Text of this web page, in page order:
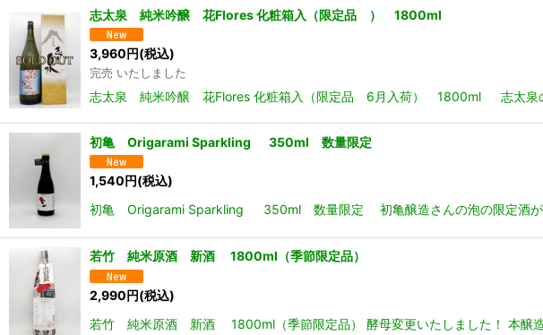
志太泉 純米吟醸 花Flores 化粧箱入（限定品 ） 1800ml
3,960円(税込)
完売 いたしました
志太泉 純米吟醸 花Flores 化粧箱入（限定品 6月入荷） 1800ml 志太泉の
初亀 Origarami Sparkling 350ml 数量限定
1,540円(税込)
初亀 Origarami Sparkling 350ml 数量限定 初亀醸造さんの泡の限定酒が
若竹 純米原酒 新酒 1800ml（季節限定品）
2,990円(税込)
若竹 純米原酒 新酒 1800ml（季節限定品） 酵母変更いたしました！ 本醸